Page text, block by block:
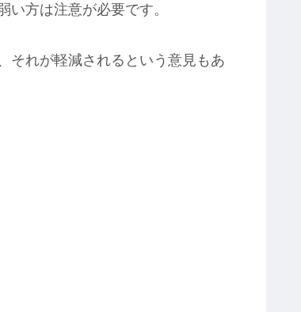
方は注意が必要です。
それが軽減されるという意見もあ